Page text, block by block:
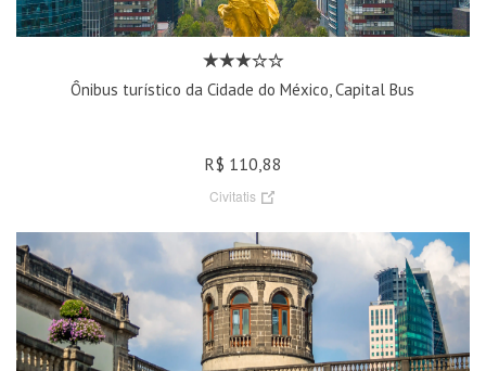
Ônibus turístico da Cidade do México, Capital Bus
R$ 110,88
Civitatis